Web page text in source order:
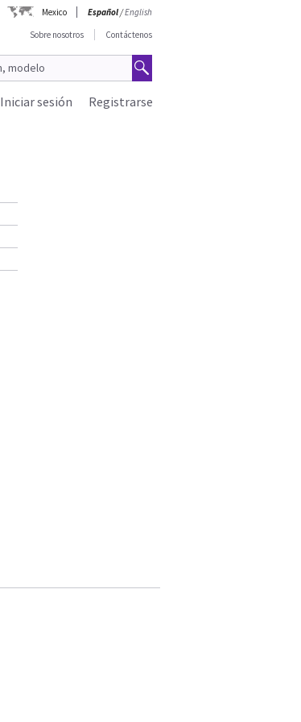
Mexico Español/English
Sobre nosotros
Contáctenos
Registrarse
Iniciar sesión